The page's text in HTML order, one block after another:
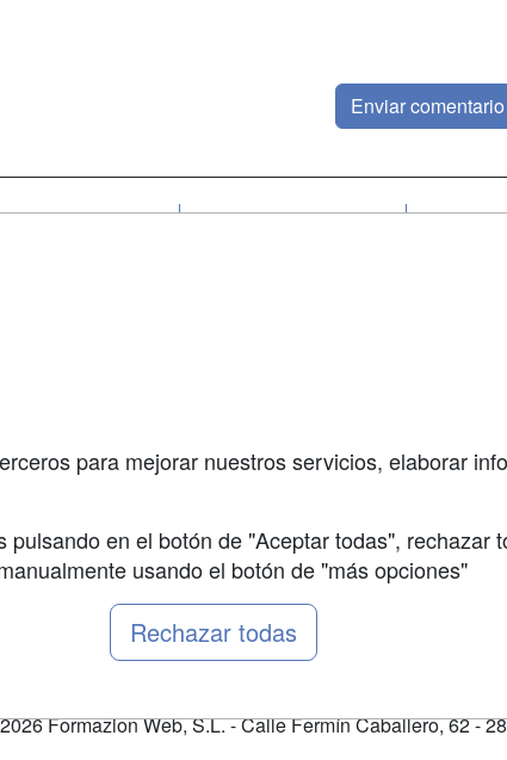
Carreras
Formazion Web, S.L. - Calle Fermín Caballero, 62 -
para mejorar nuestros servicios, elaborar
pulsando en el botón de "Aceptar todas", rechazar
usando el botón de "más opciones"
Rechazar todas